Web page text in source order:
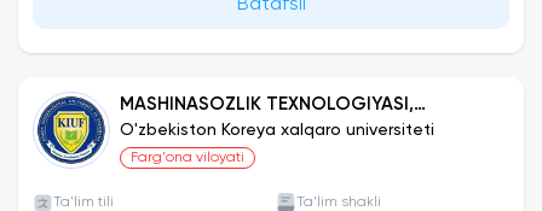
Batafsil
MASHINASOZLIK TEXNOLOGIYASI,
MASHINASOZLIK ISHLAB CHIQARISHINI
JIHOZLASH VA AVTOMATLASHTIRISH
O'zbekiston Koreya xalqaro universiteti
Farg'ona viloyati
Ta'lim tili Ta'lim shakli